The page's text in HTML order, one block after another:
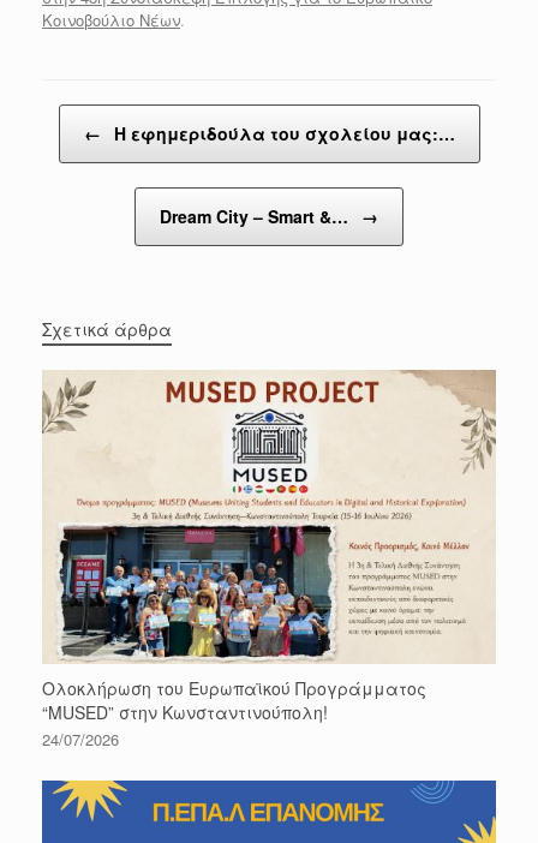
Κοινοβούλιο Νέων.
Post navigation
← Η εφημεριδούλα του σχολείου μας:…
Dream City – Smart &… →
Σχετικά άρθρα
Ολοκλήρωση του Ευρωπαϊκού Προγράμματος
“MUSED” στην Κωνσταντινούπολη!
24/07/2026